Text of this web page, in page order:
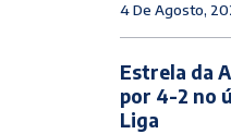
4 De Agosto,
Estrela da
por 4-2 no
Liga